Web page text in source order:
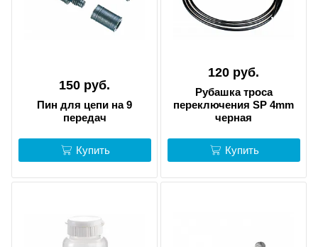
150 руб.
Пин для цепи на 9
передач
Купить
120 руб.
Рубашка троса
переключения SP 4mm
черная
Купить